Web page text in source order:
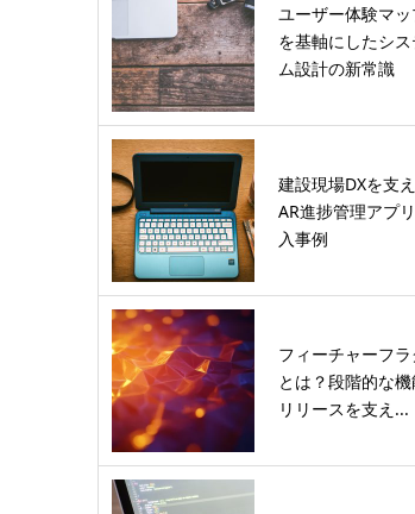
ユーザー体験マ
を基軸にしたシス
ム設計の新常識
建設現場DXを支
AR進捗管理アプ
入事例
フィーチャーフ
とは？段階的な
リリースを支え...